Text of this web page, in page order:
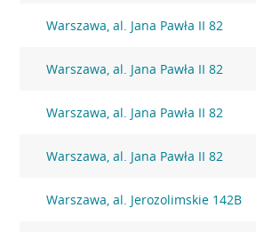
Warszawa, al. Jana Pawła II 82
Warszawa, al. Jana Pawła II 82
Warszawa, al. Jana Pawła II 82
Warszawa, al. Jana Pawła II 82
Warszawa, al. Jerozolimskie 142B